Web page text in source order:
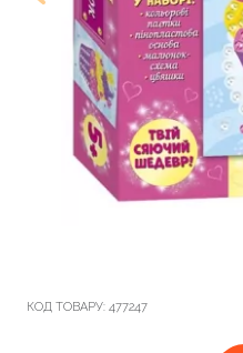
КОД ТОВАРУ: 477247